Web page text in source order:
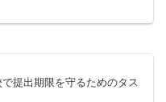
提出期限を守るためのタス